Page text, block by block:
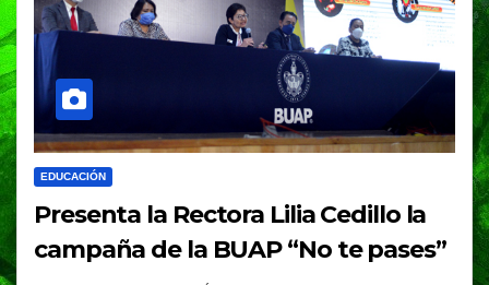
EDUCACIÓN
Presenta la Rectora Lilia Cedillo la
campaña de la BUAP “No te pases”